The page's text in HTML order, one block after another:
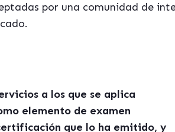
por una comunidad de
a los que se aplica
elemento de examen
que lo ha emitido, y